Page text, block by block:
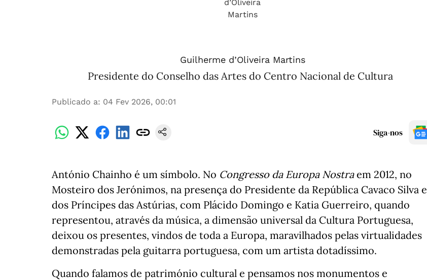
Guilherme d’Oliveira Martins
Presidente do Conselho das Artes do Centro Nacional de Cultura
Publicado a: 04 Fev 2026, 00:01
Siga-nos
António Chainho é um símbolo. No Congresso da Europa Nostraem 2012, no
Mosteiro dos Jerónimos, na presença do Presidente da República Cavaco Silva e
dos Príncipes das Astúrias, com Plácido Domingo e Katia Guerreiro, quando
representou, através da música, a dimensão universal da Cultura Portuguesa,
deixou os presentes, vindos de toda a Europa, maravilhados pelas virtualidades
demonstradas pela guitarra portuguesa, com um artista dotadíssimo.
Quando falamos de património cultural e pensamos nos monumentos e